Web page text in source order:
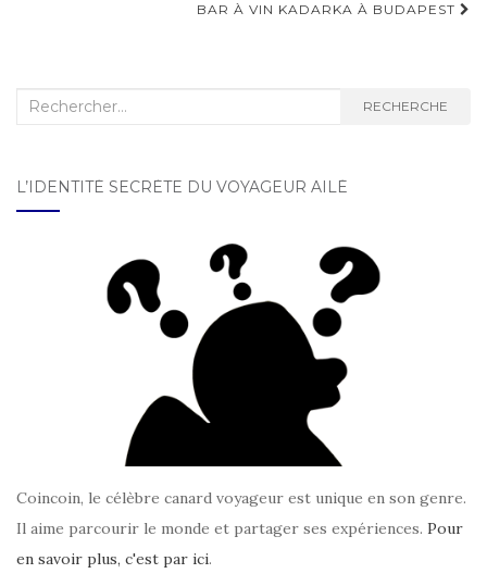
Navigation d'articleBAR À VIN KADARKA À BUDAPEST
Recherche : RECHERCHE
L’IDENTITÉ SECRÈTE DU VOYAGEUR AILÉ
Coincoin, le célèbre canard voyageur est unique en son genre.
Il aime parcourir le monde et partager ses expériences. Pour
en savoir plus, c'est par ici.